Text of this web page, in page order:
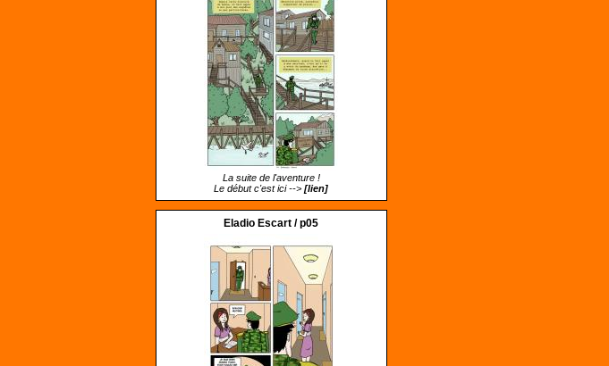
La suite de l'aventure !
Le début c'est ici -->[lien]
Eladio Escart / p05